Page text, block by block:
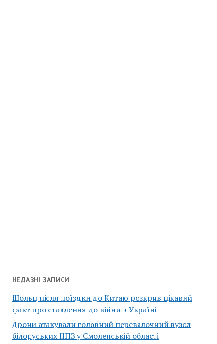
НЕДАВНІ ЗАПИСИ
Шольц після поїздки до Китаю розкрив цікавий
факт про ставлення до війни в Україні
Дрони атакували головний перевалочний вузол
білоруських НПЗ у Смоленській області